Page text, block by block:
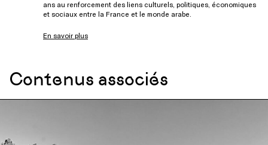
ans au renforcement des liens culturels, politiques, économiques
et sociaux entre la France et le monde arabe.
En savoir plus
Contenus associés